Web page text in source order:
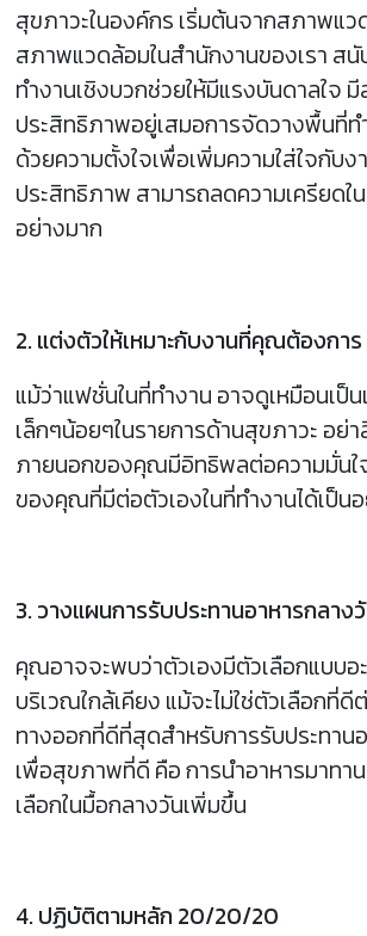
สุขภาวะในองค์กร เริ่มต้นจากสภาพแว
สภาพแวดล้อมในสำนักงานของเรา ส
ทำงานเชิงบวกช่วยให้มีแรงบันดาลใจ มี
ประสิทธิภาพอยู่เสมอการจัดวางพื้นที่
ด้วยความตั้งใจเพื่อเพิ่มความใส่ใจกับง
ประสิทธิภาพ สามารถลดความเครียดใ
อย่างมาก
2. แต่งตัวให้เหมาะกับงานที่คุณต้องการ
แม้ว่าแฟชั่นในที่ทำงาน อาจดูเหมือนเป็
เล็กๆน้อยๆในรายการด้านสุขภาวะ อ
ภายนอกของคุณมีอิทธิพลต่อความมั่นใ
ของคุณที่มีต่อตัวเองในที่ทำงานได้เป็น
3. วางแผนการรับประทานอาหารกลา
คุณอาจจะพบว่าตัวเองมีตัวเลือกแบบอะ
บริเวณใกล้เคียง แม้จะไม่ใช่ตัวเลือกที่
ทางออกที่ดีที่สุดสำหรับการรับประทาน
เพื่อสุขภาพที่ดี คือ การนำอาหารมาทา
เลือกในมื้อกลางวันเพิ่มขึ้น
4. ปฏิบัติตามหลัก 20/20/20